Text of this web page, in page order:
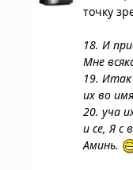
точку
18. И
Мне
19.
их во
20. уча
и се, Я с
Аминь.